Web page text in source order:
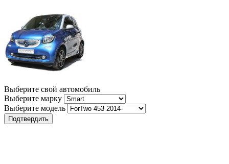
Выберите свой автомобиль
Выберите марку
Выберите модель
Подтвердить